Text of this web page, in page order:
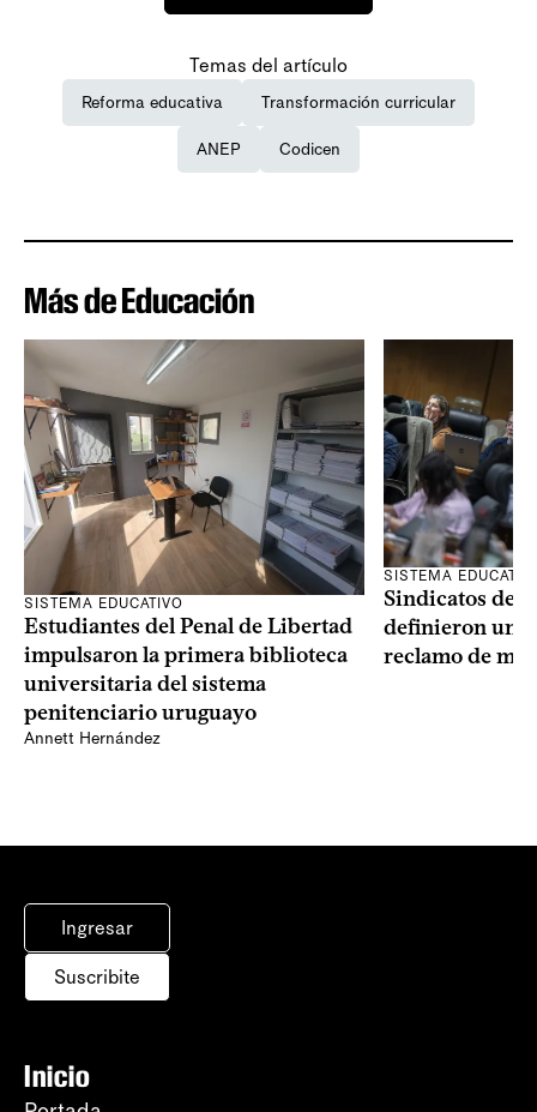
Temas del artículo
Reforma educativa Transformación curricular
ANEP Codicen
Más de Educación
SISTEMA EDUCATIVO
Estudiantes del Penal de Libertad
impulsaron la primera biblioteca
universitaria del sistema
penitenciario uruguayo
Annett Hernández
SISTEMA
Sindicatos de
definieron un
reclamo de
Ingresar
Suscribite
Inicio